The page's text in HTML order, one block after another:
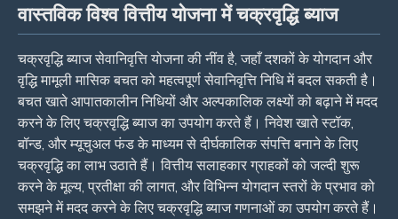
वास्तविक विश्व वित्तीय योजना में चक्रवृद्धि ब्याज
चक्रवृद्धि ब्याज सेवानिवृत्ति योजना की नींव है, जहाँ दशकों के योगदान और
वृद्धि मामूली मासिक बचत को महत्वपूर्ण सेवानिवृत्ति निधि में बदल सकती है।
बचत खाते आपातकालीन निधियों और अल्पकालिक लक्ष्यों को बढ़ाने में मदद
करने के लिए चक्रवृद्धि ब्याज का उपयोग करते हैं। निवेश खाते स्टॉक,
बॉन्ड, और म्यूचुअल फंड के माध्यम से दीर्घकालिक संपत्ति बनाने के लिए
चक्रवृद्धि का लाभ उठाते हैं। वित्तीय सलाहकार ग्राहकों को जल्दी शुरू
करने के मूल्य, प्रतीक्षा की लागत, और विभिन्न योगदान स्तरों के प्रभाव को
समझने में मदद करने के लिए चक्रवृद्धि ब्याज गणनाओं का उपयोग करते हैं।